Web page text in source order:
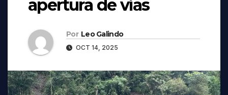
apertura de vías
Por Leo Galindo
OCT 14, 2025